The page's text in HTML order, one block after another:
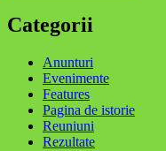
Categorii
Anunturi
Evenimente
Features
Pagina de istorie
Reuniuni
Rezultate